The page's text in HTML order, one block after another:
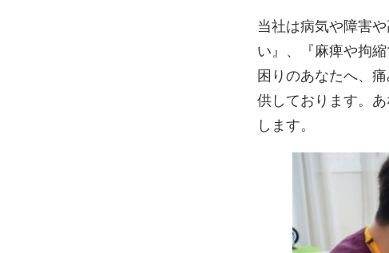
当社は病気や障害
い』、『麻痺や拘
困りのあなたへ、
供しております。
します。